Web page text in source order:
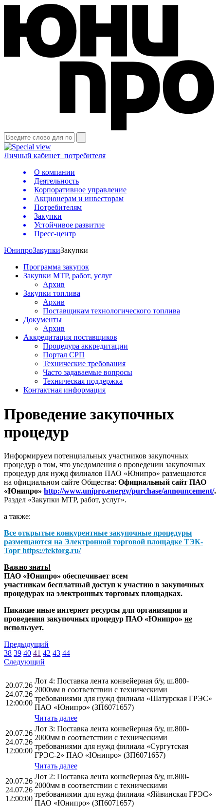
Личный кабинет потребителя
О компании
Деятельность
Корпоративное управление
Акционерам и инвесторам
Потребителям
Закупки
Устойчивое развитие
Пресс-центр
ЮнипроЗакупкиЗакупки
Программа закупок
Закупки МТР, работ, услуг
Архив
Закупки топлива
Архив
Поставщикам технологического топлива
Документы
Архив
Аккредитация поставщиков
Процедура аккредитации
Портал СРП
Технические требования
Часто задаваемые вопросы
Техническая поддержка
Контактная информация
Проведение закупочных
процедур
Информируем потенциальных участников закупочных
процедур о том, что уведомления о проведении закупочных
процедур для нужд филиалов ПАО «Юнипро» размещаются
на официальном сайте Общества: Официальный сайт ПАО
«Юнипро» http://www.unipro.energy/purchase/announcement/.
Раздел «Закупки МТР, работ, услуг».
а также:
Все открытые конкурентные закупочные процедуры
размещаются на Электронной торговой площадке ТЭК-
Торг https://tektorg.ru/
Важно знать!
ПАО «Юнипро» обеспечивает всем
участникам бесплатный доступ к участию в закупочных
процедурах на электронных торговых площадках.
Никакие иные интернет ресурсы для организации и
проведения закупочных процедур ПАО «Юнипро» не
использует.
Предыдущий
38 39 40 41 42 43 44
Следующий
20.07.26
24.07.26
12:00:00
Лот 4: Поставка лента конвейерная б/у, ш.800-
2000мм в соответствии с техническими
требованиями для нужд филиала «Шатурская ГРЭС»
ПАО «Юнипро» (ЗП6071657)
Читать далее
20.07.26
24.07.26
12:00:00
Лот 3: Поставка лента конвейерная б/у, ш.800-
2000мм в соответствии с техническими
требованиями для нужд филиала «Сургутская
ГРЭС-2» ПАО «Юнипро» (ЗП6071657)
Читать далее
20.07.26
24.07.26
12:00:00
Лот 2: Поставка лента конвейерная б/у, ш.800-
2000мм в соответствии с техническими
требованиями для нужд филиала «Яйвинская ГРЭС»
ПАО «Юнипро» (ЗП6071657)